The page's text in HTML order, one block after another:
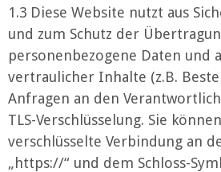
1.3 Diese Website nutzt aus
und zum Schutz der
personenbezogene Daten und
vertraulicher Inhalte (z.B.
Anfragen an den
TLS-Verschlüsselung. Sie
verschlüsselte Verbindung an
„https://“ und dem Schloss-